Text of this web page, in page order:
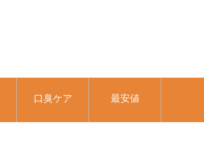
口臭ケア 最安値